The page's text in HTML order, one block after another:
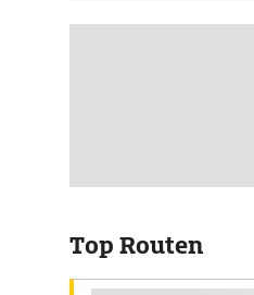
Top Routen